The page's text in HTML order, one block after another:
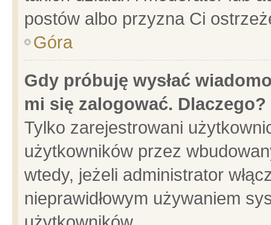
postów albo przyzna Ci
Góra
Gdy próbuję wysłać
mi się zalogować. Dlaczego?
Tylko zarejestrowani
użytkowników przez
wtedy, jeżeli administrator
nieprawidłowym używaniem